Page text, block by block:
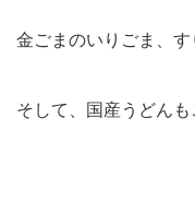
金ごまのいりごま、す
そして、国産うどんも